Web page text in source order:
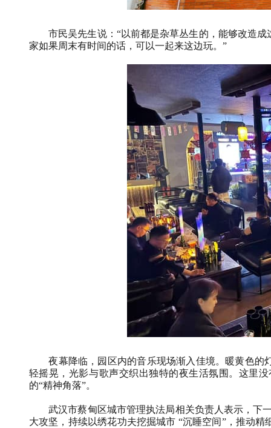
市民吴先生说：“以前都是杂草丛生的，能够改造成
家如果周末有时间的话，可以一起来这边玩。”
夜幕降临，园区内的音乐现场渐入佳境。暖黄色的
轻摇晃，光影与歌声交织出独特的夜生活氛围。这里
的“精神角落”。
武汉市蔡甸区城市管理执法局相关负责人表示，下一
大攻坚，持续以绣花功夫挖掘城市 “沉睡空间”，推动